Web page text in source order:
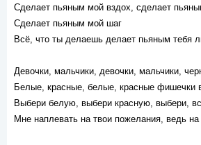
Сделает пьяным мой вздох, сделает
Сделает пьяным мой шаг
Всё, что ты делаешь делает пьяным тебя
Девочки, мальчики, девочки, мальчики,
Белые, красные, белые, красные фишечки
Выбери белую, выбери красную, выбери,
Мне наплевать на твои пожелания, ведь